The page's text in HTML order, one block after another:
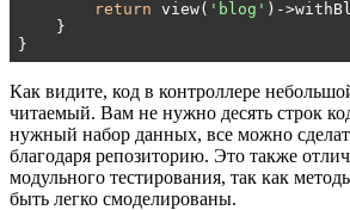
return view( 'blog' )-
    }
}
Как видите, код в контроллере
читаемый. Вам не нужно десять строк
нужный набор данных, все можно
благодаря репозиторию. Это также
модульного тестирования, так как
быть легко смоделированы.